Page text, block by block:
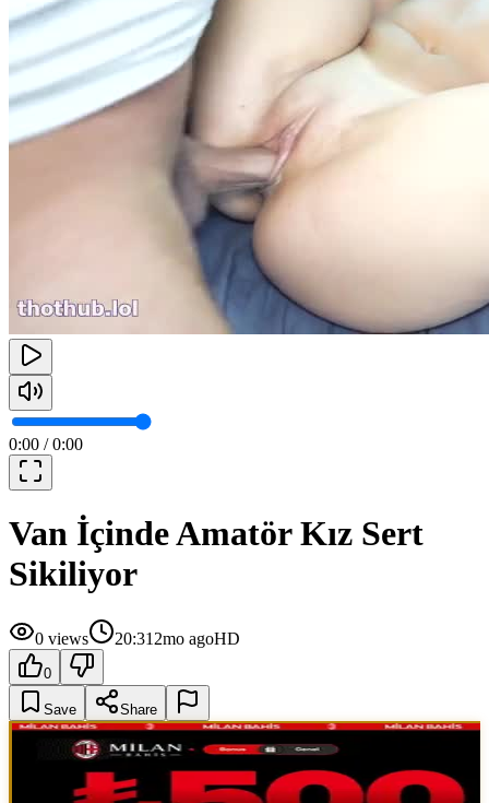
0:00 /0:00
Van İçinde Amatör Kız Sert
Sikiliyor
0 views 20:31 2mo agoHD
0
Save Share